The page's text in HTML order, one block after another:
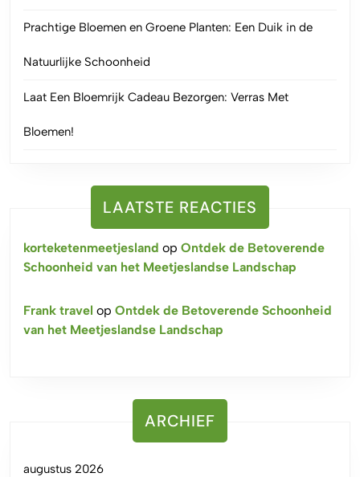
Prachtige Bloemen en Groene Planten: Een Duik in de
Natuurlijke Schoonheid
Laat Een Bloemrijk Cadeau Bezorgen: Verras Met
Bloemen!
LAATSTE REACTIES
korteketenmeetjesland op Ontdek de Betoverende
Schoonheid van het Meetjeslandse Landschap
Frank travel op Ontdek de Betoverende Schoonheid
van het Meetjeslandse Landschap
ARCHIEF
augustus 2026